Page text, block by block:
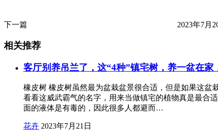
下一篇 2023年7月
相关推荐
客厅别养吊兰了，这“4种”镇宅树，养一盆在家
橡皮树 橡皮树虽然最为盆栽盆景很合适，但是如果这
看看这威武霸气的名字，用来当做镇宅的植物真是最合
面的液体是有毒的，因此很多人都避而…
花卉 2023年7月21日